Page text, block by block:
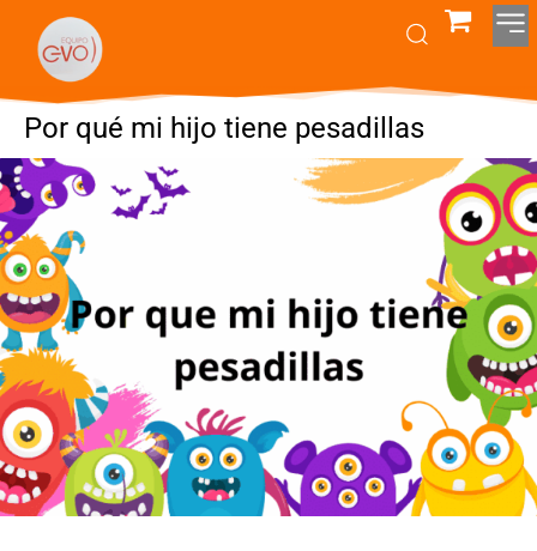
Por qué mi hijo tiene pesadillas